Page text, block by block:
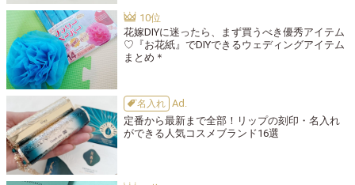
花嫁DIYに迷ったら、まず買うべき優秀アイテム
♡『お花紙』でDIYできるウェディングアイテム
まとめ＊
名入れ
定番から最新まで全部！リップの刻印・名入れ
ができる人気コスメブランド16選